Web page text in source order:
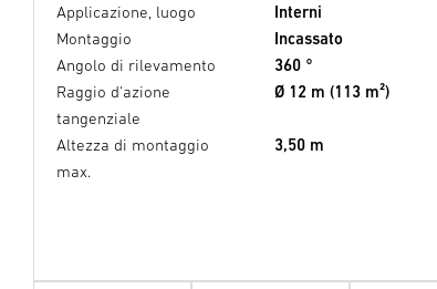
Applicazione, luogo
Interni
Montaggio
Incassato
Angolo di rilevamento
360 °
Raggio d'azione
tangenziale
Ø 12 m (113 m²)
Altezza di montaggio
max.
3,50 m